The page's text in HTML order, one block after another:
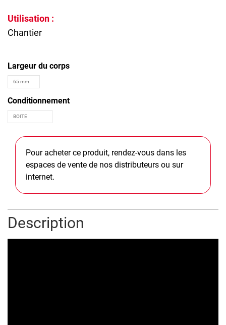
Utilisation :
Chantier
Largeur du corps
Conditionnement
Pour acheter ce produit, rendez-vous dans les
espaces de vente de nos distributeurs ou sur
internet.
Description